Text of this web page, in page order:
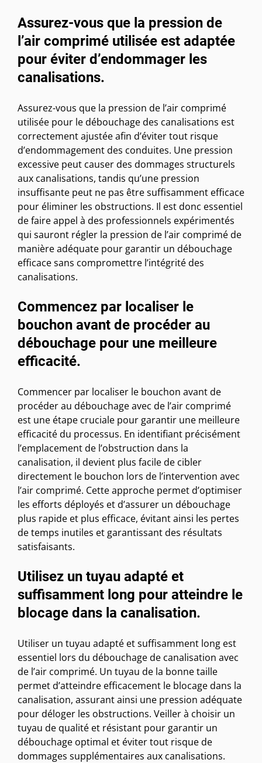
Assurez-vous que la pression de
l’air comprimé utilisée est adaptée
pour éviter d’endommager les
canalisations.
Assurez-vous que la pression de l’air comprimé
utilisée pour le débouchage des canalisations est
correctement ajustée afin d’éviter tout risque
d’endommagement des conduites. Une pression
excessive peut causer des dommages structurels
aux canalisations, tandis qu’une pression
insuffisante peut ne pas être suffisamment efficace
pour éliminer les obstructions. Il est donc essentiel
de faire appel à des professionnels expérimentés
qui sauront régler la pression de l’air comprimé de
manière adéquate pour garantir un débouchage
efficace sans compromettre l’intégrité des
canalisations.
Commencez par localiser le
bouchon avant de procéder au
débouchage pour une meilleure
efficacité.
Commencer par localiser le bouchon avant de
procéder au débouchage avec de l’air comprimé
est une étape cruciale pour garantir une meilleure
efficacité du processus. En identifiant précisément
l’emplacement de l’obstruction dans la
canalisation, il devient plus facile de cibler
directement le bouchon lors de l’intervention avec
l’air comprimé. Cette approche permet d’optimiser
les efforts déployés et d’assurer un débouchage
plus rapide et plus efficace, évitant ainsi les pertes
de temps inutiles et garantissant des résultats
satisfaisants.
Utilisez un tuyau adapté et
suffisamment long pour atteindre le
blocage dans la canalisation.
Utiliser un tuyau adapté et suffisamment long est
essentiel lors du débouchage de canalisation avec
de l’air comprimé. Un tuyau de la bonne taille
permet d’atteindre efficacement le blocage dans la
canalisation, assurant ainsi une pression adéquate
pour déloger les obstructions. Veiller à choisir un
tuyau de qualité et résistant pour garantir un
débouchage optimal et éviter tout risque de
dommages supplémentaires aux canalisations.